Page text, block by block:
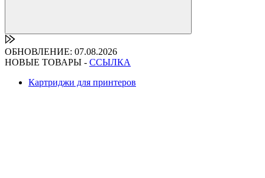
ОБНОВЛЕНИЕ: 07.08.2026
НОВЫЕ ТОВАРЫ - ССЫЛКА
Картриджи для принтеров